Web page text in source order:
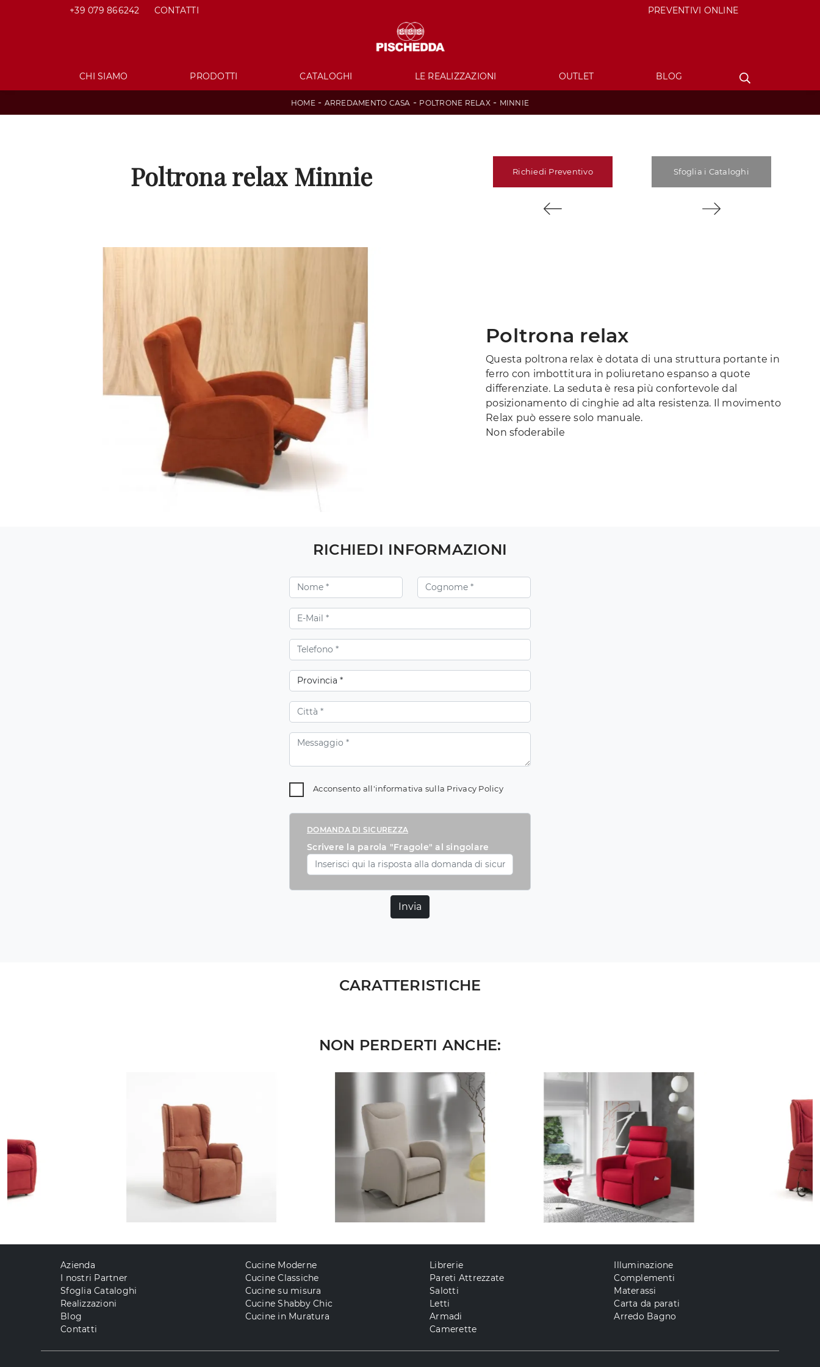
+39 079 866242 CONTATTI PREVENTIVI ONLINE
CHI SIAMO PRODOTTI CATALOGHI LE REALIZZAZIONI OUTLET BLOG
HOME- ARREDAMENTO CASA - POLTRONE RELAX - MINNIE
Poltrona relax Minnie Richiedi Preventivo Sfoglia i Cataloghi
Poltrona relax
Questa poltrona relax è dotata di una struttura portante in
ferro con imbottitura in poliuretano espanso a quote
differenziate. La seduta è resa più confortevole dal
posizionamento di cinghie ad alta resistenza. Il movimento
Relax può essere solo manuale.
Non sfoderabile
RICHIEDI INFORMAZIONI
Acconsento all'informativa sulla Privacy Policy
DOMANDA DI SICUREZZA
Scrivere la parola "Fragole" al singolare
Invia
CARATTERISTICHE
NON PERDERTI ANCHE:
Azienda
I nostri Partner
Sfoglia Cataloghi
Realizzazioni
Blog
Contatti
Cucine Moderne
Cucine Classiche
Cucine su misura
Cucine Shabby Chic
Cucine in Muratura
Librerie
Pareti Attrezzate
Salotti
Letti
Armadi
Camerette
Illuminazione
Complementi
Materassi
Carta da parati
Arredo Bagno